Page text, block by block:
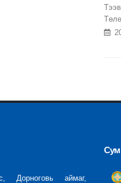
Дорноговь аймаг,
Сум